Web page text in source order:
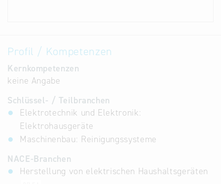
Profil / Kompetenzen
Kernkompetenzen
keine Angabe
Schlüssel- / Teilbranchen
Elektrotechnik und Elektronik:
Elektrohausgeräte
Maschinenbau: Reinigungssysteme
NACE-Branchen
Herstellung von elektrischen Haushaltsgeräten